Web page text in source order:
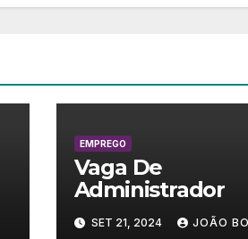
EMPREGO
Vaga De
Administrador
SET 21, 2024 JOÃO